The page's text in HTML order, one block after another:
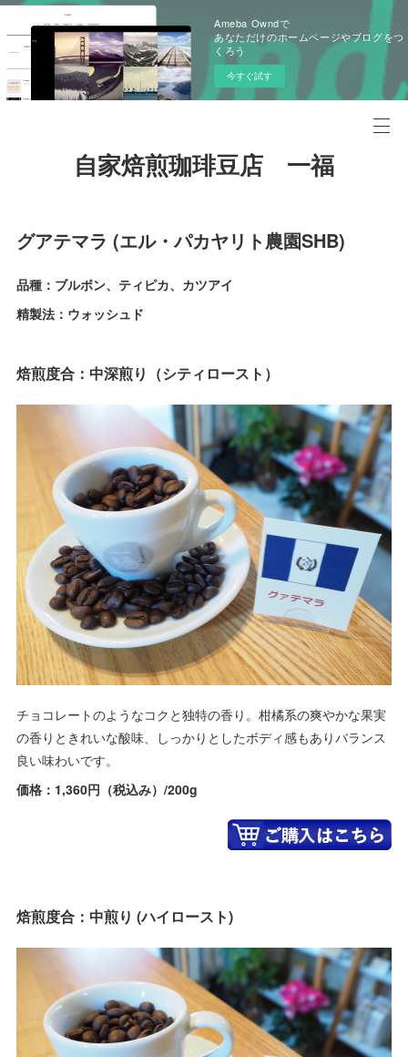
Ameba Owndで
あなただけのホームページやブログをつ
くろう
今すぐ試す
自家焙煎珈琲豆店 一福
グアテマラ (エル・パカヤリト農園SHB)
品種：ブルボン、ティピカ、カツアイ
精製法：ウォッシュド
焙煎度合：中深煎り（シティロースト）
チョコレートのようなコクと独特の香り。柑橘系の爽やかな果実
の香りときれいな酸味、しっかりとしたボディ感もありバランス
良い味わいです。
価格：1,360円（税込み）/200g
焙煎度合：中煎り (ハイロースト)